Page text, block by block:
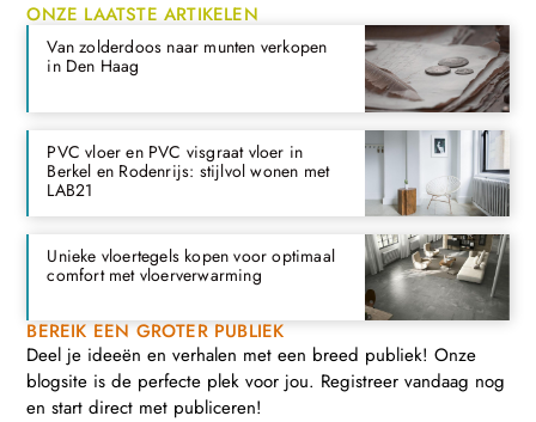
ONZE LAATSTE ARTIKELEN
Van zolderdoos naar munten verkopen
in Den Haag
PVC vloer en PVC visgraat vloer in
Berkel en Rodenrijs: stijlvol wonen met
LAB21
Unieke vloertegels kopen voor optimaal
comfort met vloerverwarming
BEREIK EEN GROTER PUBLIEK
Deel je ideeën en verhalen met een breed publiek! Onze
blogsite is de perfecte plek voor jou. Registreer vandaag nog
en start direct met publiceren!